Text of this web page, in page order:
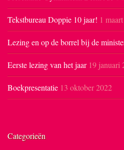
Tekstbureau Doppie 10 jaar! 1
Lezing en op de borrel bij de
Eerste lezing van het jaar 19 januari
Boekpresentatie 13 oktober 2022
Categorieën